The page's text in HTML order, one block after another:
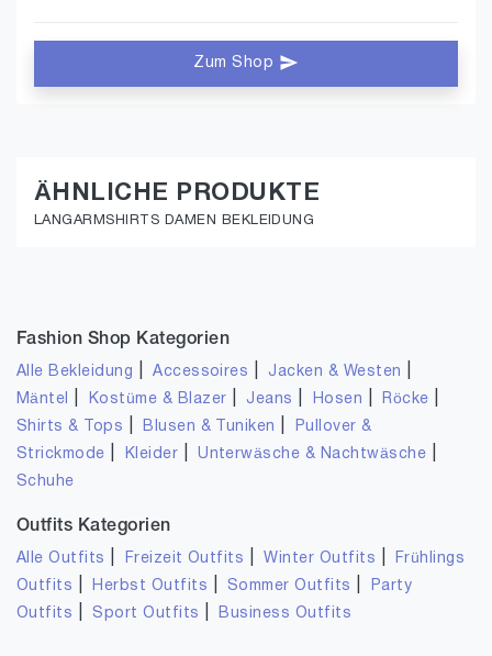
Zum Shop
ÄHNLICHE PRODUKTE
LANGARMSHIRTS DAMEN BEKLEIDUNG
Fashion Shop Kategorien
Alle Bekleidung |Accessoires Jacken & Westen
Mäntel Kostüme & Blazer Jeans Hosen Röcke
Shirts & Tops Blusen & Tuniken
Pullover &
Strickmode
Kleider |Unterwäsche & Nachtwäsche
Schuhe
Outfits Kategorien
Alle Outfits Freizeit Outfits |Winter Outfits
Frühlings
Outfits
Herbst Outfits Sommer Outfits
Party
Outfits
Sport Outfits Business Outfits